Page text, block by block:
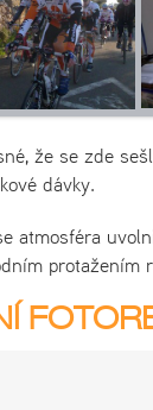
že se zde
dávky.
atmosféra